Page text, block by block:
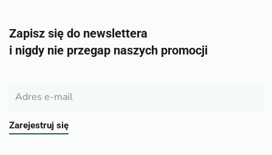
Zapisz się do newslettera
i nigdy nie przegap naszych promocji
Zarejestruj się